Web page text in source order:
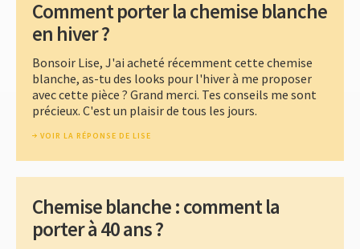
Comment porter la chemise blanche
en hiver ?
Bonsoir Lise, J'ai acheté récemment cette chemise
blanche, as-tu des looks pour l'hiver à me proposer
avec cette pièce ? Grand merci. Tes conseils me sont
précieux. C'est un plaisir de tous les jours.
VOIR LA RÉPONSE DE LISE
Chemise blanche : comment la
porter à 40 ans ?